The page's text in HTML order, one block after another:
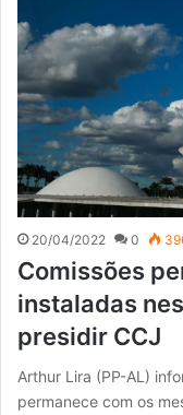
20/04/2022 0
Comissões
instaladas
presidir CCJ
Arthur Lira (PP-AL)
permanece com os